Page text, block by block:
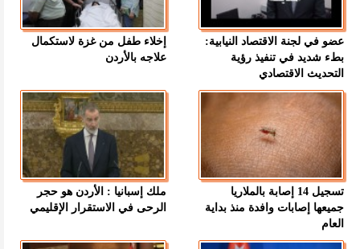
عضو في لجنة الاقتصاد النيابية:
بطء شديد في تنفيذ رؤية
التحديث الاقتصادي
إخلاء طفل من غزة لاستكمال
علاجه بالأردن
تسجيل 14 إصابة بالملاريا
جميعها إصابات وافدة منذ بداية
العام
ملك إسبانيا : الأردن هو حجر
الرحى في الاستقرار الإقليمي